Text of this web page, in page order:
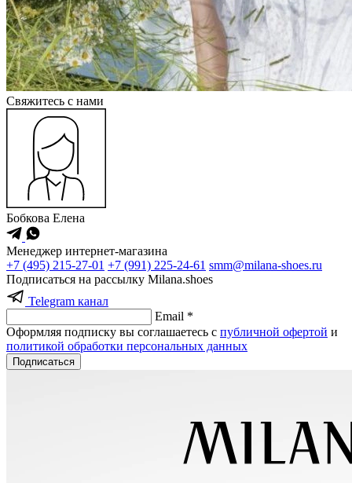
Cвяжитесь с нами
Бобкова Елена
Менеджер интернет-магазина
+7 (495) 215-27-01 +7 (991) 225-24-61 smm@milana-shoes.ru
Подписаться на рассылку Milana.shoes
Telegram канал
Email *
Оформляя подписку вы соглашаетесь с публичной офертой и
политикой обработки персональных данных
Подписаться